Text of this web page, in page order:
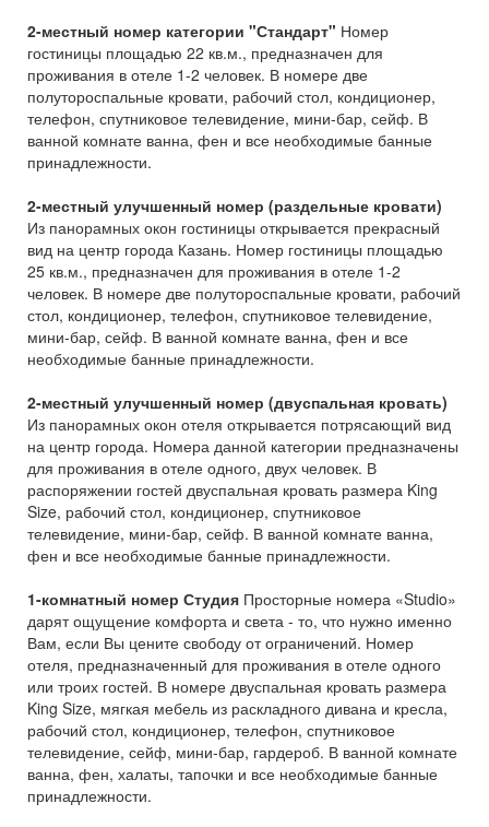
2-местный номер категории "Стандарт" Номер
гостиницы площадью 22 кв.м., предназначен для
проживания в отеле 1-2 человек. В номере две
полутороспальные кровати, рабочий стол, кондиционер,
телефон, спутниковое телевидение, мини-бар, сейф. В
ванной комнате ванна, фен и все необходимые банные
принадлежности.
2-местный улучшенный номер (раздельные кровати)
Из панорамных окон гостиницы открывается прекрасный
вид на центр города Казань. Номер гостиницы площадью
25 кв.м., предназначен для проживания в отеле 1-2
человек. В номере две полутороспальные кровати, рабочий
стол, кондиционер, телефон, спутниковое телевидение,
мини-бар, сейф. В ванной комнате ванна, фен и все
необходимые банные принадлежности.
2-местный улучшенный номер (двуспальная кровать)
Из панорамных окон отеля открывается потрясающий вид
на центр города. Номера данной категории предназначены
для проживания в отеле одного, двух человек. В
распоряжении гостей двуспальная кровать размера King
Size, рабочий стол, кондиционер, спутниковое
телевидение, мини-бар, сейф. В ванной комнате ванна,
фен и все необходимые банные принадлежности.
1-комнатный номер Студия Просторные номера «Studio»
дарят ощущение комфорта и света - то, что нужно именно
Вам, если Вы цените свободу от ограничений. Номер
отеля, предназначенный для проживания в отеле одного
или троих гостей. В номере двуспальная кровать размера
King Size, мягкая мебель из раскладного дивана и кресла,
рабочий стол, кондиционер, телефон, спутниковое
телевидение, сейф, мини-бар, гардероб. В ванной комнате
ванна, фен, халаты, тапочки и все необходимые банные
принадлежности.